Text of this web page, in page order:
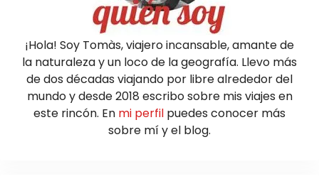
¡Hola! Soy Tomàs, viajero incansable, amante de
la naturaleza y un loco de la geografía. Llevo más
de dos décadas viajando por libre alrededor del
mundo y desde 2018 escribo sobre mis viajes en
este rincón. En mi perfil puedes conocer más
sobre mí y el blog.